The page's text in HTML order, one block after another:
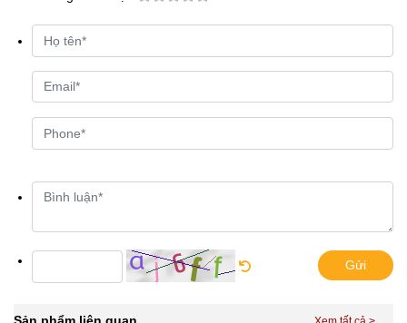
Gửi
Sản phẩm liên quan